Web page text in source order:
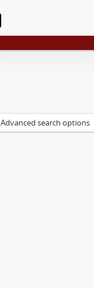
Advanced search options